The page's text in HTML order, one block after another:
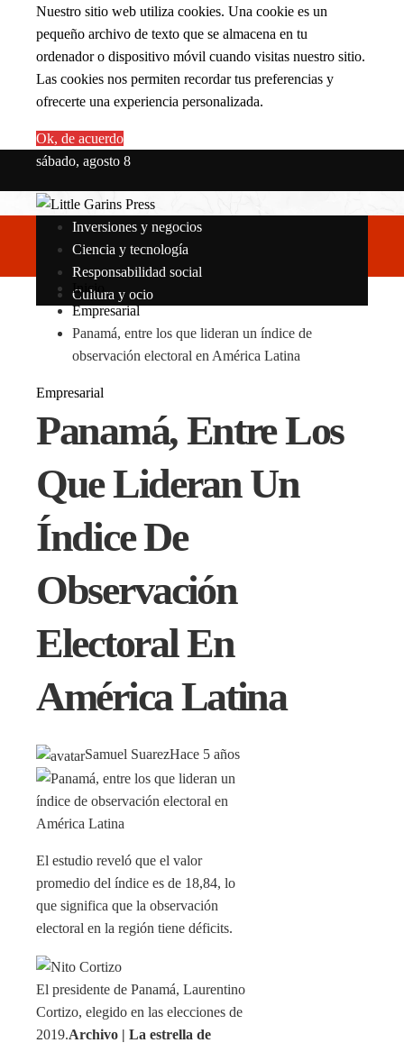
Nuestro sitio web utiliza cookies. Una cookie es un
pequeño archivo de texto que se almacena en tu
ordenador o dispositivo móvil cuando visitas nuestro sitio.
Las cookies nos permiten recordar tus preferencias y
ofrecerte una experiencia personalizada.
Ok, de acuerdo
sábado, agosto 8
Inversiones y negocios
Ciencia y tecnología
Responsabilidad social
Cultura y ocio
Inicio
Empresarial
Panamá, entre los que lideran un índice de
observación electoral en América Latina
Empresarial
Panamá, Entre Los
Que Lideran Un
Índice De
Observación
Electoral En
América Latina
Samuel SuarezHace 5 años
El estudio reveló que el valor
promedio del índice es de 18,84, lo
que significa que la observación
electoral en la región tiene déficits.
El presidente de Panamá, Laurentino
Cortizo, elegido en las elecciones de
2019.Archivo | La estrella de